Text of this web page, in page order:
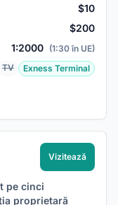
$10
$200
1:2000 (1:30 în UE)
TV Exness Terminal
Vizitează
pe cinci
proprietară